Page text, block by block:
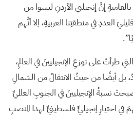
إنَّ إنجيليي الأردنِ ليسوا من
العددِ في منطقتِنا العربيةِ، إلا أنَّهم
طرأتْ على توزعِ الإنجيليينَ في العالمِ،
أيضًا من حيثُ الانتقالُ من الشمالِ
نسبةُ الإنجيليينَ في الجنوبِ العالميِّ
أسهمَ في اختيارِ إنجيليٍّ فلسطينيٍّ لهذا المنصبِ